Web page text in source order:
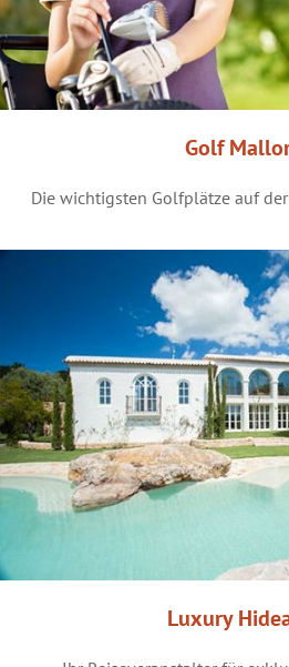
Golf
Die wichtigsten Golfplätze auf
Luxury